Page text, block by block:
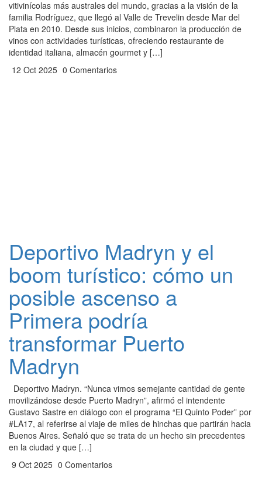
vitivinícolas más australes del mundo, gracias a la visión de la
familia Rodríguez, que llegó al Valle de Trevelin desde Mar del
Plata en 2010. Desde sus inicios, combinaron la producción de
vinos con actividades turísticas, ofreciendo restaurante de
identidad italiana, almacén gourmet y […]
12 Oct 2025 0 Comentarios
Deportivo Madryn y el
boom turístico: cómo un
posible ascenso a
Primera podría
transformar Puerto
Madryn
Deportivo Madryn. “Nunca vimos semejante cantidad de gente
movilizándose desde Puerto Madryn”, afirmó el intendente
Gustavo Sastre en diálogo con el programa “El Quinto Poder” por
#LA17, al referirse al viaje de miles de hinchas que partirán hacia
Buenos Aires. Señaló que se trata de un hecho sin precedentes
en la ciudad y que […]
9 Oct 2025 0 Comentarios